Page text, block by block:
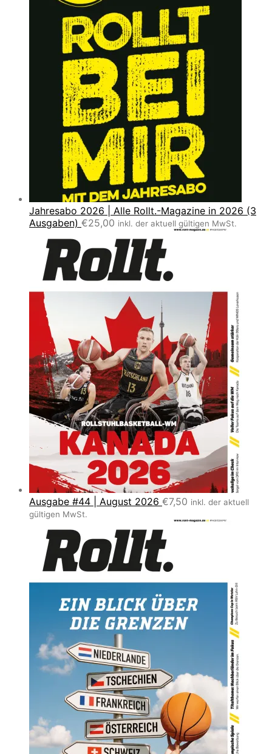
Jahresabo 2026 | Alle Rollt.-Magazine in 2026 (3
Ausgaben) €25,00 inkl. der aktuell gültigen MwSt.
Ausgabe #44 | August 2026 €7,50 inkl. der aktuell
gültigen MwSt.